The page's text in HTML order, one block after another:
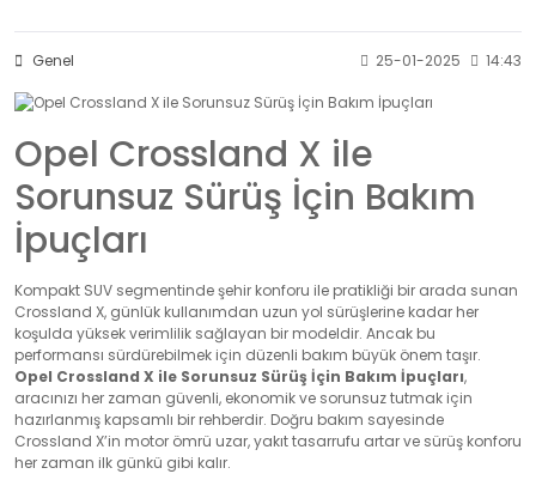
Beni
Giriş Yap
Yeni Hesap
Oluştur
› ›
C
CİTROEN
›
D
DS
›
M
MOTOR
›
K
KOMPLE
MOTOR
›
Ş
›
A
AKÜ
›
Genel 25-01-2025 14:43
Opel Crossland X ile
Sorunsuz Sürüş İçin Bakım
İpuçları
Kompakt SUV segmentinde şehir konforu ile pratikliği bir arada sunan
Crossland X, günlük kullanımdan uzun yol sürüşlerine kadar her
koşulda yüksek verimlilik sağlayan bir modeldir. Ancak bu
performansı sürdürebilmek için düzenli bakım büyük önem taşır.
Opel Crossland X ile Sorunsuz Sürüş İçin Bakım İpuçları,
aracınızı her zaman güvenli, ekonomik ve sorunsuz tutmak için
hazırlanmış kapsamlı bir rehberdir. Doğru bakım sayesinde
Crossland X’in motor ömrü uzar, yakıt tasarrufu artar ve sürüş konforu
her zaman ilk günkü gibi kalır.